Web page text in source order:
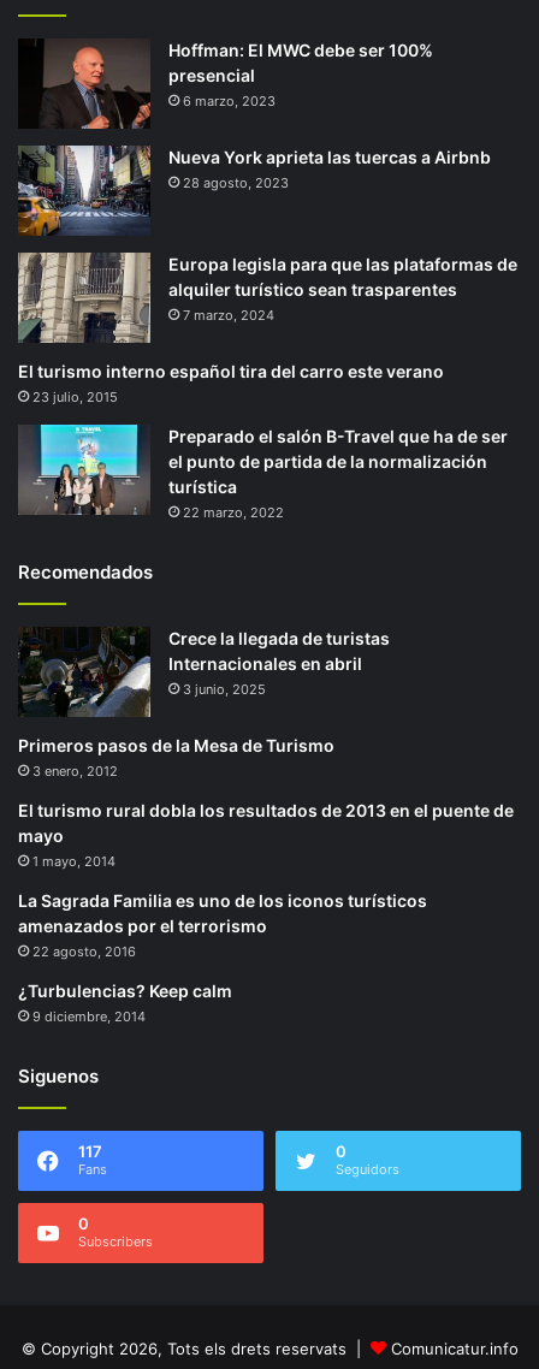
Hoffman: El MWC debe ser 100%
presencial
6 marzo, 2023
Nueva York aprieta las tuercas a Airbnb
28 agosto, 2023
Europa legisla para que las plataformas de
alquiler turístico sean trasparentes
7 marzo, 2024
El turismo interno español tira del carro este verano
23 julio, 2015
Preparado el salón B-Travel que ha de ser
el punto de partida de la normalización
turística
22 marzo, 2022
Recomendados
Crece la llegada de turistas
Internacionales en abril
3 junio, 2025
Primeros pasos de la Mesa de Turismo
3 enero, 2012
El turismo rural dobla los resultados de 2013 en el puente de
mayo
1 mayo, 2014
La Sagrada Familia es uno de los iconos turísticos
amenazados por el terrorismo
22 agosto, 2016
¿Turbulencias? Keep calm
9 diciembre, 2014
Siguenos
117
Fans
0
Seguidors
0
Subscribers
© Copyright 2026, Tots els drets reservats | Comunicatur.info